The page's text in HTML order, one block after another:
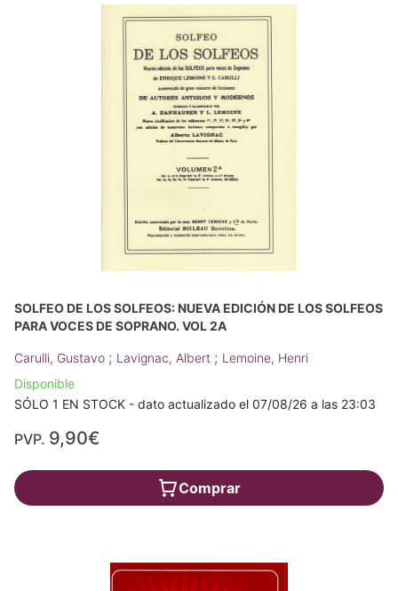
SOLFEO DE LOS SOLFEOS: NUEVA EDICIÓN DE LOS SOLFEOS
PARA VOCES DE SOPRANO. VOL 2A
Carulli, Gustavo ; Lavignac, Albert ; Lemoine, Henri
Disponible
SÓLO 1 EN STOCK - dato actualizado el 07/08/26 a las 23:03
PVP. 9,90€
Comprar